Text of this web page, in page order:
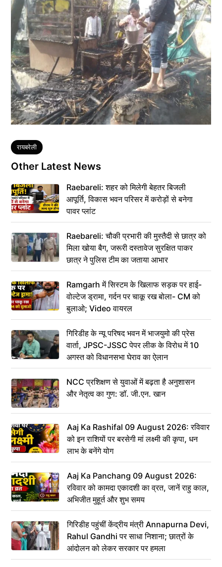
Tags
रायबरेली
Other Latest News
Raebareli: शहर को मिलेगी बेहतर बिजली
आपूर्ति, विकास भवन परिसर में करोड़ों से बनेगा
पावर प्लांट
Raebareli: चौकी प्रभारी की मुस्तैदी से छात्र को
मिला खोया बैग, जरूरी दस्तावेज सुरक्षित पाकर
छात्र ने पुलिस टीम का जताया आभार
Ramgarh में सिस्टम के खिलाफ सड़क पर हाई-
वोल्टेज ड्रामा, गर्दन पर चाकू रख बोला- CM को
बुलाओ; Video वायरल
गिरिडीह के न्यू परिषद भवन में भाजयुमो की प्रेस
वार्ता, JPSC-JSSC पेपर लीक के विरोध में 10
अगस्त को विधानसभा घेराव का ऐलान
NCC प्रशिक्षण से युवाओं में बढ़ता है अनुशासन
और नेतृत्व का गुण: डॉ. जी.एन. खान
Aaj Ka Rashifal 09 August 2026: रविवार
को इन राशियों पर बरसेगी मां लक्ष्मी की कृपा, धन
लाभ के बनेंगे योग
Aaj Ka Panchang 09 August 2026:
रविवार को कामदा एकादशी का व्रत, जानें राहु काल,
अभिजीत मुहूर्त और शुभ समय
गिरिडीह पहुंचीं केंद्रीय मंत्री Annapurna Devi,
Rahul Gandhi पर साधा निशाना; छात्रों के
आंदोलन को लेकर सरकार पर हमला